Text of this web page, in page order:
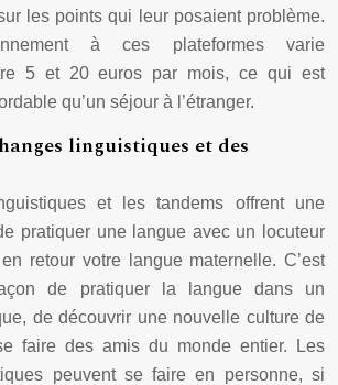
les points qui leur posaient problème.
à ces plateformes varie
5 et 20 euros par mois, ce qui est
qu’un séjour à l’étranger.
linguistiques et des
et les tandems offrent une
pratiquer une langue avec un locuteur
retour votre langue maternelle. C’est
de pratiquer la langue dans un
de découvrir une nouvelle culture de
faire des amis du monde entier. Les
peuvent se faire en personne, si